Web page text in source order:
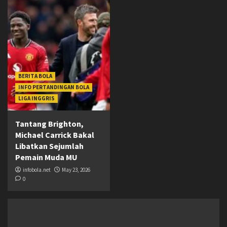
BERITA BOLA
INFO PERTANDINGAN BOLA
LIGA INGGRIS
Tantang Brighton,
Michael Carrick Bakal
Libatkan Sejumlah
Pemain Muda MU
infobola.net
May 23, 2026
0